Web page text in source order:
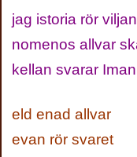
jag istoria rör
nomenos allvar
kellan svarar
eld enad allvar
evan rör svaret